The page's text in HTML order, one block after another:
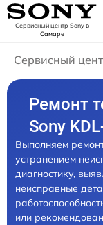
Сервисный центр Sonyв
Самаре
Сервисный
Ремонт
Sony
Выполняем
устранением
диагностику,
неисправные
или